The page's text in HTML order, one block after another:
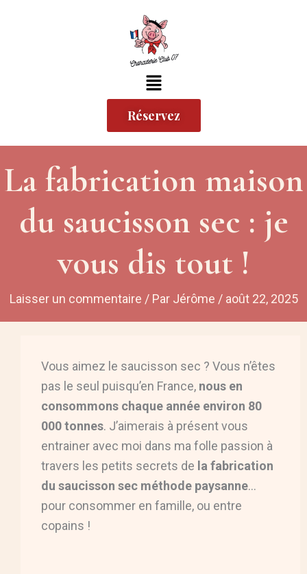
Menu
Réservez
La fabrication maison
du saucisson sec : je
vous dis tout !
Laisser un commentaire / Par Jérôme / août 22, 2025
Vous aimez le saucisson sec ? Vous n’êtes
pas le seul puisqu’en France, nous en
consommons chaque année environ 80
000 tonnes. J’aimerais à présent vous
entrainer avec moi dans ma folle passion à
travers les petits secrets de la fabrication
du saucisson sec méthode paysanne…
pour consommer en famille, ou entre
copains !